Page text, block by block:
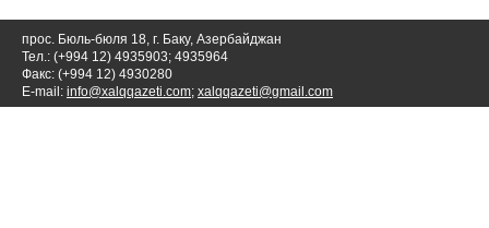
прос. Бюль-бюля 18, г. Баку, Азербайджан
Тел.: (+994 12) 4935903; 4935964
Факс: (+994 12) 4930280
E-mail: info@xalqqazeti.com; xalqqazeti@gmail.com